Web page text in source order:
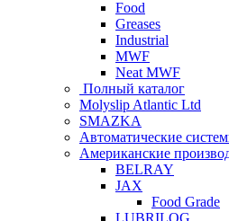
Food
Greases
Industrial
MWF
Neat MWF
Полный каталог
Molyslip Atlantic Ltd
SMAZKA
Автоматические
Американские
BELRAY
JAX
Food Grade
LUBRILOG